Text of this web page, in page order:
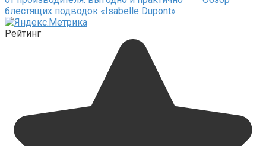
блестящих подводок «Isabelle Dupont»
Рейтинг